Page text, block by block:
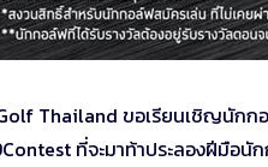
Thailand ขอเรียนเชิญนักก
ที่จะมาท้าประลองฝีมือ